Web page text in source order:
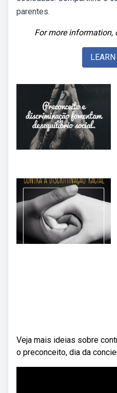
parentes.
For more information,
Veja mais ideias sobre
o preconceito, dia da